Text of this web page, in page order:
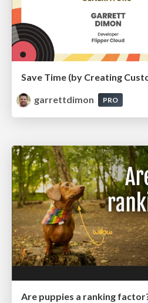
Save Time (by Creating
garrettdimon
PRO
Are puppies a ranking